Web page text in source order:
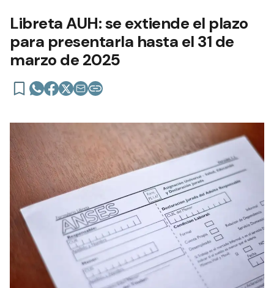
Libreta AUH: se extiende el plazo
para presentarla hasta el 31 de
marzo de 2025